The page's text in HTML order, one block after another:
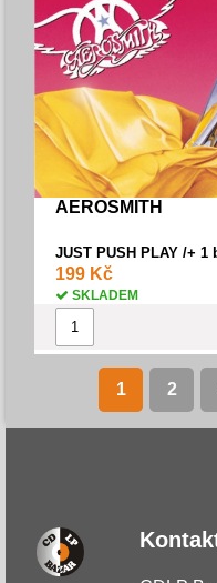
AEROSMITH
JUST PUSH PLAY /+ 1
199 Kč
SKLADEM
1 2